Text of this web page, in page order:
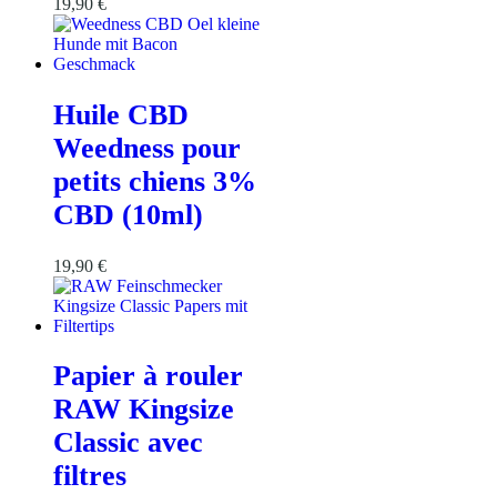
19,90 €
Huile CBD
Weedness pour
petits chiens 3%
CBD (10ml)
19,90 €
Papier à rouler
RAW Kingsize
Classic avec
filtres